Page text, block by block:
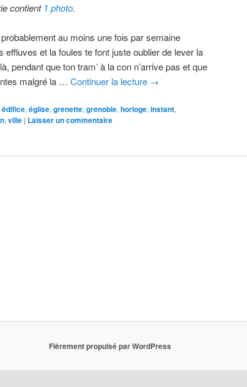
contient 1 photo.
au moins une fois par semaine
effluves et la foules te font juste oublier de lever la
pendant que ton tram’ à la con n’arrive pas et que
malgré la …Continuer la lecture →
édifice, église, grenette, grenoble, horloge, instant,
, ville | Laisser un commentaire
Fièrement propulsé par WordPress